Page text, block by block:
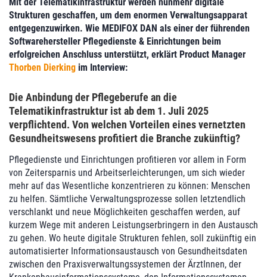
Strukturen geschaffen, um dem enormen Verwaltungsapparat
entgegenzuwirken. Wie MEDIFOX DAN als einer der führenden
Softwarehersteller Pflegedienste & Einrichtungen beim
erfolgreichen Anschluss unterstützt, erklärt Product Manager
Thorben Dierking im Interview:
Die Anbindung der Pflegeberufe an die
Telematikinfrastruktur ist ab dem 1. Juli 2025
verpflichtend. Von welchen Vorteilen eines vernetzten
Gesundheitswesens profitiert die Branche zukünftig?
Pflegedienste und Einrichtungen profitieren vor allem in Form
von Zeitersparnis und Arbeitserleichterungen, um sich wieder
mehr auf das Wesentliche konzentrieren zu können: Menschen
zu helfen. Sämtliche Verwaltungsprozesse sollen letztendlich
verschlankt und neue Möglichkeiten geschaffen werden, auf
kurzem Wege mit anderen Leistungserbringern in den Austausch
zu gehen. Wo heute digitale Strukturen fehlen, soll zukünftig ein
automatisierter Informationsaustausch von Gesundheitsdaten
zwischen den Praxisverwaltungssystemen der ÄrztInnen, der